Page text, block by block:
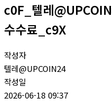
c0F_텔레
수수료_c9X
작성자
텔레@UPCOIN24
작성일
2026-06-18 09:37